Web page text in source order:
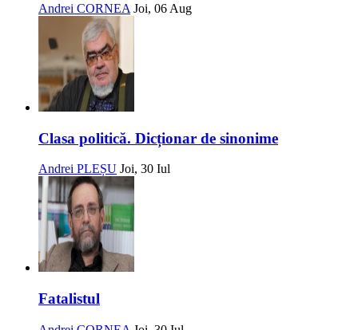
Andrei CORNEA Joi, 06 Aug
Clasa politică. Dicționar de sinonime
Andrei PLEȘU Joi, 30 Iul
Fatalistul